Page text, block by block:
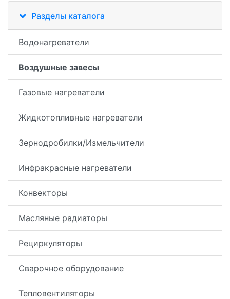
Разделы каталога
Водонагреватели
Воздушные завесы
Газовые нагреватели
Жидкотопливные нагреватели
Зернодробилки/Измельчители
Инфракрасные нагреватели
Конвекторы
Масляные радиаторы
Рециркуляторы
Сварочное оборудование
Тепловентиляторы